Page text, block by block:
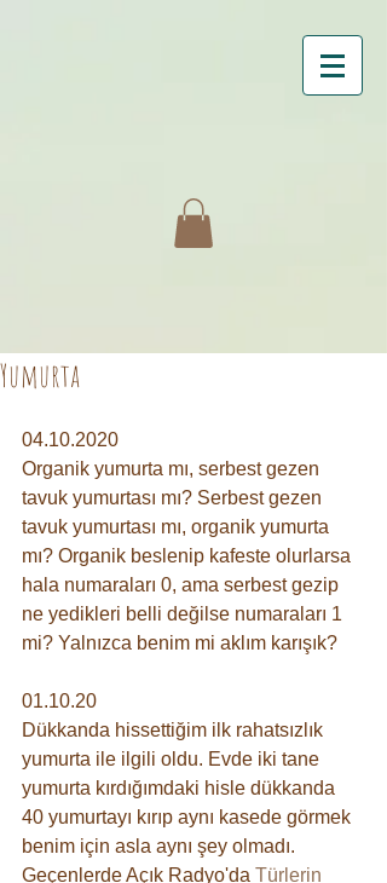
Yumurta
04.10.2020
Organik yumurta mı, serbest gezen
tavuk yumurtası mı? Serbest gezen
tavuk yumurtası mı, organik yumurta
mı? Organik beslenip kafeste olurlarsa
hala numaraları 0, ama serbest gezip
ne yedikleri belli değilse numaraları 1
mi? Yalnızca benim mi aklım karışık?
01.10.20
Dükkanda hissettiğim ilk rahatsızlık
yumurta ile ilgili oldu. Evde iki tane
yumurta kırdığımdaki hisle dükkanda
40 yumurtayı kırıp aynı kasede görmek
benim için asla aynı şey olmadı.
Geçenlerde Açık Radyo'da Türlerin